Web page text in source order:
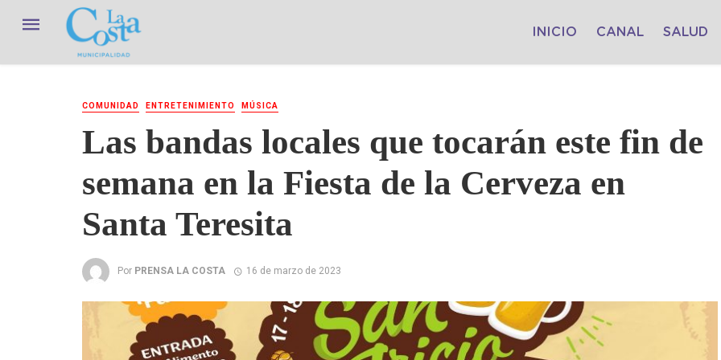
INICIO CANAL SALUD
COMUNIDAD ENTRETENIMIENTO MÚSICA
Las bandas locales que tocarán este fin de
semana en la Fiesta de la Cerveza en
Santa Teresita
Por PRENSA LA COSTA 16 de marzo de 2023